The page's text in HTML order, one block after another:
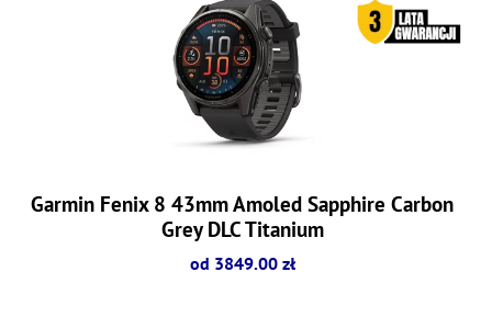
Garmin Fenix 8 43mm Amoled Sapphire Carbon
Grey DLC Titanium
od 3849.00 zł